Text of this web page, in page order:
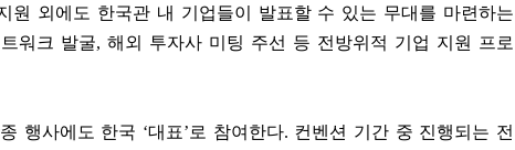
원 외에도 한국관 내 기업들이 발표할 수 있는 무대를 마련하는
워크 발굴, 해외 투자사 미팅 주선 등 전방위적 기업 지원 프로
행사에도 한국 ‘대표’로 참여한다. 컨벤션 기간 중 진행되는 전